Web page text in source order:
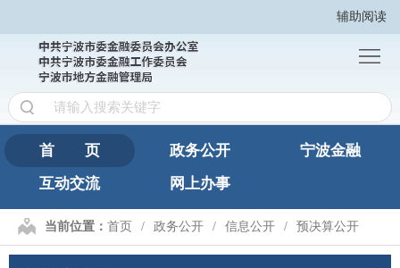
辅助阅读
务
公
宁
波
互 首 页 政务公开
宁波金融
互动交流
网上办事
当前位置： 首页 政务公开 信息公开 预决算公开